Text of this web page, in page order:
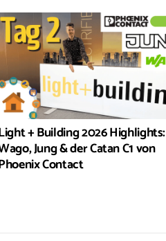
+ Building 2026 Highlights:
Jung & der Catan C1 von
Contact